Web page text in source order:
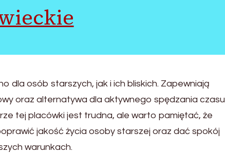
dla osób starszych, jak i ich bliskich. Zapewniają
oraz alternatywa dla aktywnego spędzania czasu
tej placówki jest trudna, ale warto pamiętać, że
jakość życia osoby starszej oraz dać spokój
warunkach.